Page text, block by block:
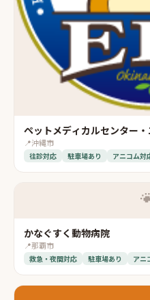
ペットメディカルセンター
📍沖縄市
往診対応 駐車場あり アニコム対
かなぐすく動物病院
📍那覇市
救急・夜間対応 駐車場あり アニ